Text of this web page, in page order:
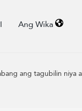
Ang Wika
ang tagubilin niya